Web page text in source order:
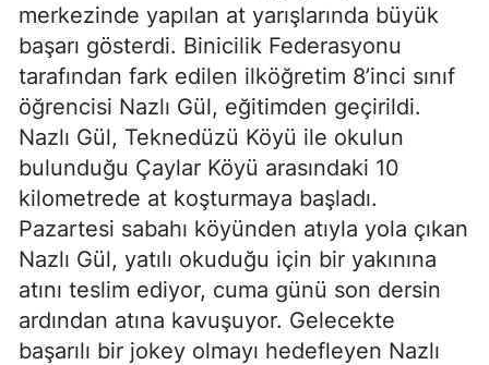
merkezinde yapılan at yarışlarında büyük
başarı gösterdi. Binicilik Federasyonu
tarafından fark edilen ilköğretim 8’inci sınıf
öğrencisi Nazlı Gül, eğitimden geçirildi.
Nazlı Gül, Teknedüzü Köyü ile okulun
bulunduğu Çaylar Köyü arasındaki 10
kilometrede at koşturmaya başladı.
Pazartesi sabahı köyünden atıyla yola çıkan
Nazlı Gül, yatılı okuduğu için bir yakınına
atını teslim ediyor, cuma günü son dersin
ardından atına kavuşuyor. Gelecekte
başarılı bir jokey olmayı hedefleyen Nazlı